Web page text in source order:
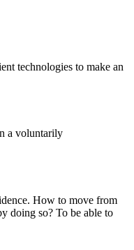
technologies to make an
a voluntarily
How to move from
doing so? To be able to